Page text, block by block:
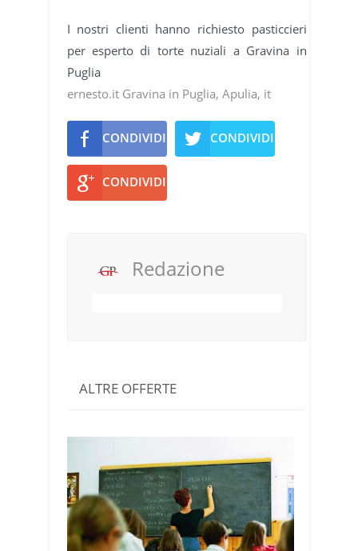
I nostri clienti hanno richiesto pasticcieri
per esperto di torte nuziali a Gravina in
Puglia
ernesto.it Gravina in Puglia, Apulia, it
CONDIVIDI CONDIVIDI
CONDIVIDI
Redazione
ALTRE OFFERTE